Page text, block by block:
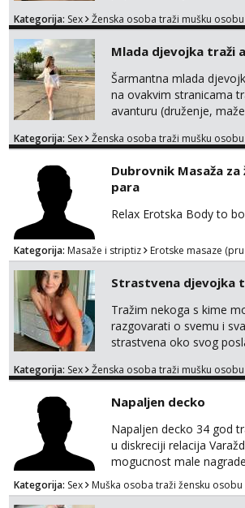
bilo kad i bilo gdje zato
tamo, cekam te!
Kategorija: Sex Ženska osoba traži mušku osobu
Mlada djevojka traži
Šarmantna mlada
na ovakvim stranicama
avanturu (druženje,
Kategorija: Sex Ženska osoba traži mušku osobu
Dubrovnik Masaža za
para
Relax Erotska Body to
Kategorija: Masaže i striptiz Erotske masaze
Strastvena djevojka
Tražim nekoga s kime
razgovarati o svemu i
strastvena oko svog
Voljela bi naci nekoga
ispod i nadji me tamo,
Kategorija: Sex Ženska osoba traži mušku osobu
Napaljen decko
Napaljen decko 34 god
u diskreciji relacija
mogucnost male
pisite na broj 098819637
Kategorija: Sex Muška osoba traži žensku osobu